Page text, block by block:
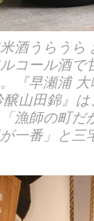
米酒うらう
コール酒で
『早瀬浦 大
醸山田錦』
漁師の町だ
一番」と三